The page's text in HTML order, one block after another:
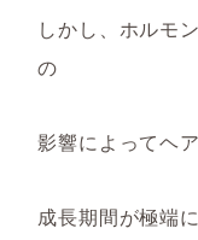
しかし、ホルモ
の
影響によってヘ
成長期間が極端